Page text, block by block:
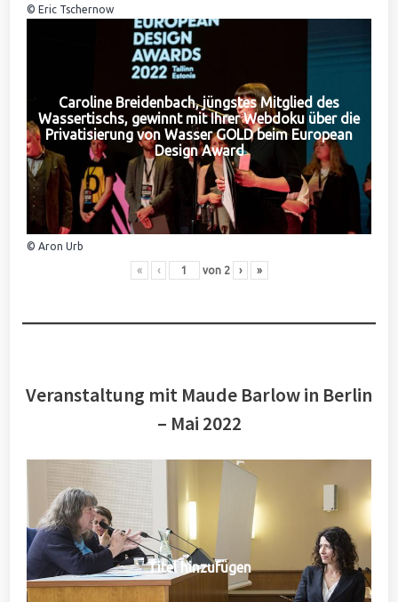
© Eric Tschernow
Caroline Breidenbach, jüngstes Mitglied des
Wassertischs, gewinnt mit Ihrer Webdoku über die
Privatisierung von Wasser GOLD beim European
Design Award
© Aron Urb
« ‹ von 2 › »
Veranstaltung mit Maude Barlow in Berlin
– Mai 2022
Titel hinzufügen